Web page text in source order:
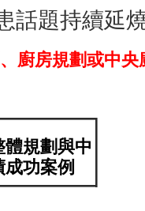
話題持續延
廚房規劃或中
規劃與中
功案例